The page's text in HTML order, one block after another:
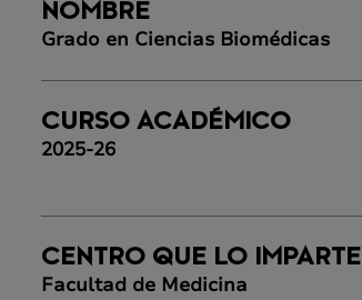
NOMBRE
Grado en Ciencias Biomédicas
CURSO ACADÉMICO
2025-26
CENTRO QUE LO IMPARTE
Facultad de Medicina